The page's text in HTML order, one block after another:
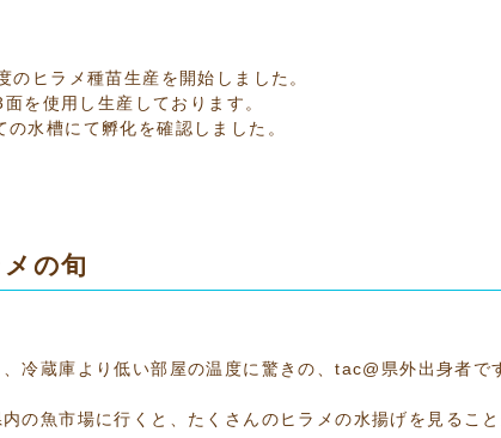
のヒラメ種苗生産を開始しました。
を使用し生産しております。
の水槽にて孵化を確認しました。
メの旬
冷蔵庫より低い部屋の温度に驚きの、tac@県外出身者で
の魚市場に行くと、たくさんのヒラメの水揚げを見ること